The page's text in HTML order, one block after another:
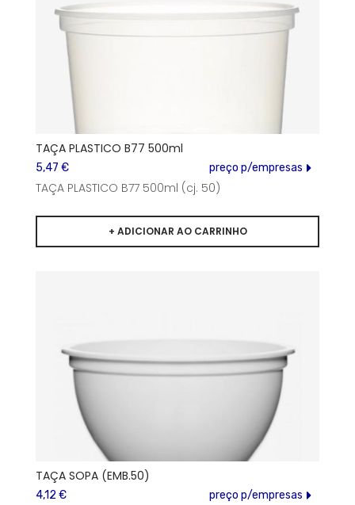
TAÇA PLASTICO B77 500ml
5,47 € preço p/empresas
TAÇA PLASTICO B77 500ml (cj. 50)
TAÇA SOPA (EMB.50)
4,12 € preço p/empresas